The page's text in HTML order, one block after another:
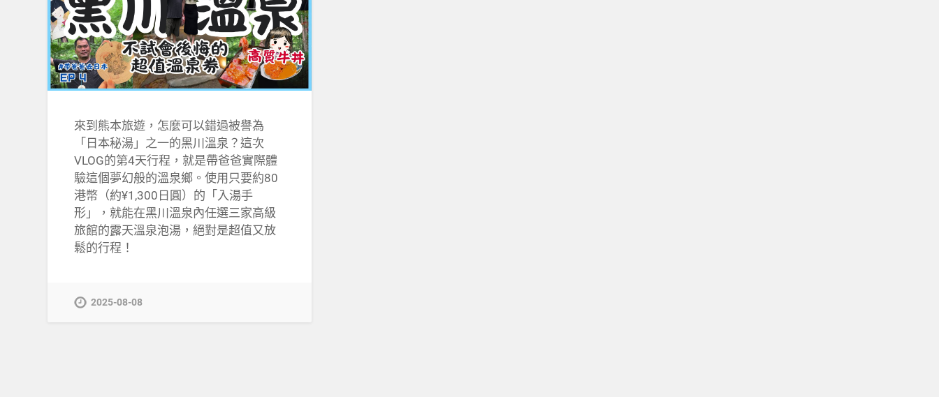
來到熊本旅遊，怎麼可以錯過被譽為
「日本秘湯」之一的黑川溫泉？這次
VLOG的第4天行程，就是帶爸爸實際體
驗這個夢幻般的溫泉鄉。使用只要約80
港幣（約¥1,300日圓）的「入湯手
形」，就能在黑川溫泉內任選三家高級
旅館的露天溫泉泡湯，絕對是超值又放
鬆的行程！
2025-08-08